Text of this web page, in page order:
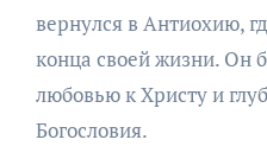
вернулся в Антиохию,
конца своей жизни. Он
любовью к Христу и
Богословия.